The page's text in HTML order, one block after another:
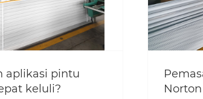
pintu roll
Doors